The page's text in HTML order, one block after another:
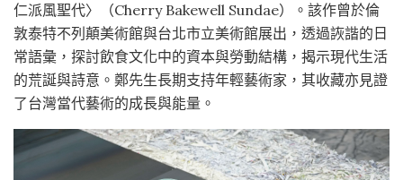
仁派風聖代〉（Cherry Bakewell Sundae）。該作曾於倫
敦泰特不列顛美術館與台北市立美術館展出，透過詼諧的日
常語彙，探討飲食文化中的資本與勞動結構，揭示現代生活
的荒誕與詩意。鄭先生長期支持年輕藝術家，其收藏亦見證
了台灣當代藝術的成長與能量。